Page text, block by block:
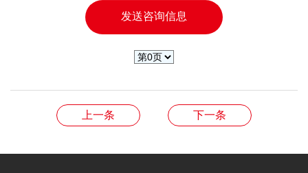
上一条 下一条